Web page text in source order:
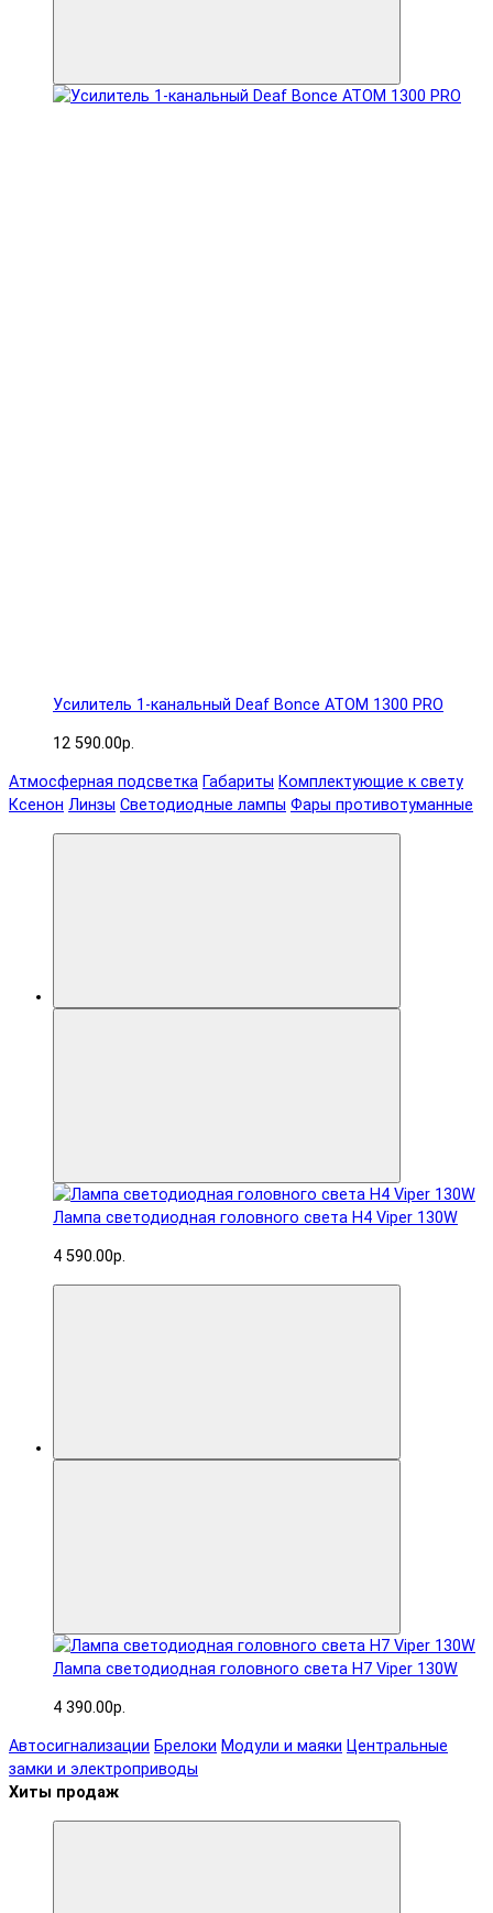
Усилитель 1-канальный Deaf Bonce ATOM 1300 PRO
12 590.00р.
Атмосферная подсветка Габариты Комплектующие к свету
Ксенон Линзы Светодиодные лампы Фары противотуманные
Лампа светодиодная головного света H4 Viper 130W
4 590.00р.
Лампа светодиодная головного света H7 Viper 130W
4 390.00р.
Автосигнализации Брелоки Модули и маяки Центральные
замки и электроприводы
Хиты продаж